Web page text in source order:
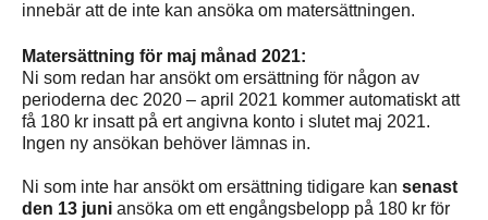
innebär att de inte kan ansöka om matersättningen.
Matersättning för maj månad 2021:
Ni som redan har ansökt om ersättning för någon av
perioderna dec 2020 – april 2021 kommer automatiskt att
få 180 kr insatt på ert angivna konto i slutet maj 2021.
Ingen ny ansökan behöver lämnas in.
Ni som inte har ansökt om ersättning tidigare kan senast
den 13 juni ansöka om ett engångsbelopp på 180 kr för